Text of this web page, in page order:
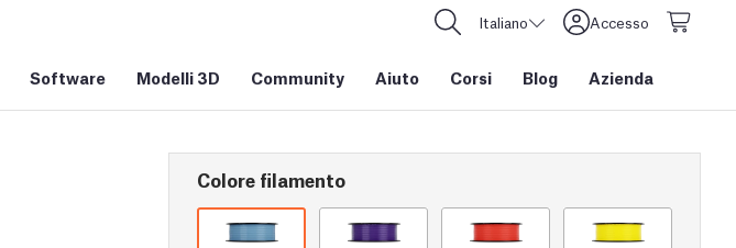
Italiano Accesso
Software Modelli 3D Community Aiuto Corsi Blog Azienda
Colore filamento